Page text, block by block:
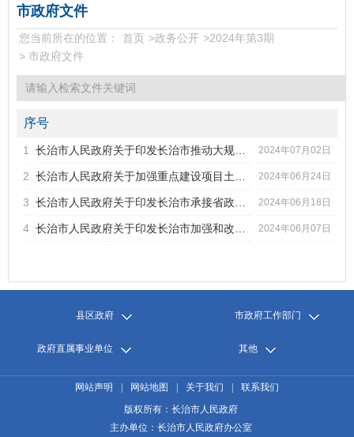
2023年第3期
2023年第2期
2023年第1期
2022年第6期
2022年第5期
2022年第4期
2022年第3期
2022年第1期
2021年第6期
2021年第5期
2021年第3期
2020年第6期
2020年第5期
2020年第3期
2020年第1期
市政府文件
您当前所在的位置： 首页 >政务公开 >2024年第3期
> 市政府文件
序号
标题
发文字号 发布日期
1 2024年07月02日
2 2024年06月24日
3 2024年06月18日
4 2024年06月07日
县区政府 市政府工作部门
政府直属事业单位 其他
网站声明 网站地图 关于我们
联系我们
版权所有：长治市人民政府
主办单位：长治市人民政府办公室